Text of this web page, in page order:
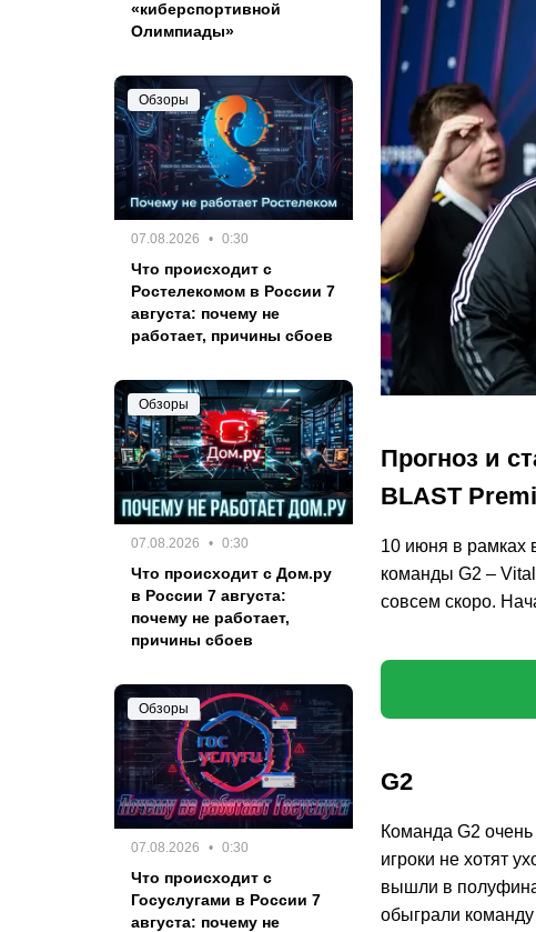
Прогноз и
BLAST
10 июня в рамках
команды G2 –
совсем скоро.
G2
Команда G2
игроки не хотят
вышли в
обыграли
«киберспортивной
Олимпиады»
Обзоры
07.08.2026 0:30
Что происходит с
Ростелекомом в России 7
августа: почему не
работает, причины сбоев
Обзоры
07.08.2026 0:30
Что происходит с Дом.ру
в России 7 августа:
почему не работает,
причины сбоев
Обзоры
07.08.2026 0:30
Что происходит с
Госуслугами в России 7
августа: почему не